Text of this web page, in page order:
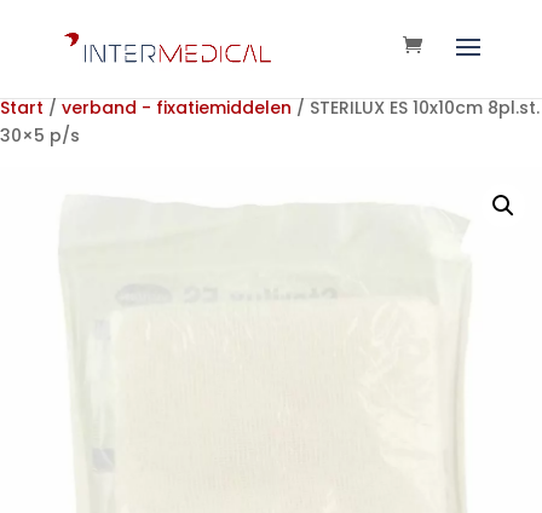
Start / verband - fixatiemiddelen / STERILUX ES 10x10cm 8pl.st.
30×5 p/s